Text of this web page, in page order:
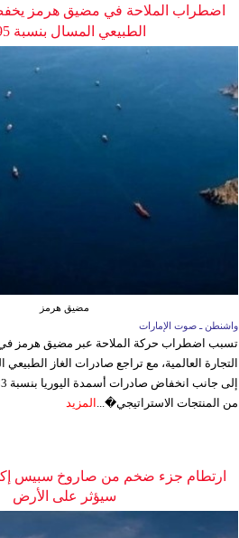
اضطراب الملاحة في مضيق هرمز
الطبيعي المسال بنسبة 95%
مضيق هرمز
واشنطن ـ صوت الإمارات
تسبب اضطراب حركة الملاحة عبر مضيق هرمز في
من المنتجات الاستراتيجي�... المزيد
ارتطام جزء ضخم من صاروخ سبيس
سيؤثر على الأرض